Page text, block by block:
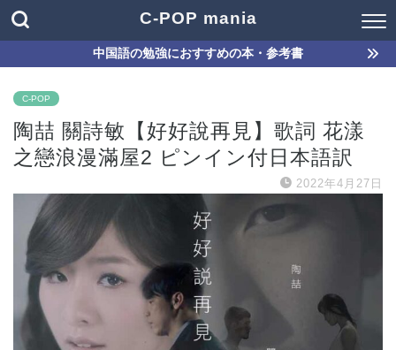
C-POP mania
中国語の勉強におすすめの本・参考書
C-POP
陶喆 關詩敏【好好說再見】歌詞 花漾
之戀浪漫滿屋2 ピンイン付日本語訳
2022年4月27日